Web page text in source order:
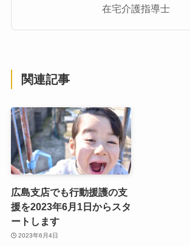
在宅介護指導士
関連記事
広島支店でも行動援護の支
援を2023年6月1日からスタ
ートします
2023年6月4日